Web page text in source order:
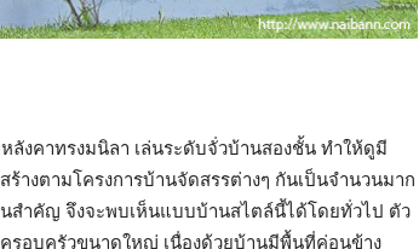
งคาทรงมนิลา เล่นระดับจั่วบ้านสองชั้น ทำให้ดูมี
างตามโครงการบ้านจัดสรรต่างๆ กันเป็นจำนวนมาก
สำคัญ จึงจะพบเห็นแบบบ้านสไตล์นี้ได้โดยทั่วไป ตัว
รอบครัวขนาดใหญ่ เนื่องด้วยบ้านมีพื้นที่ค่อนข้าง